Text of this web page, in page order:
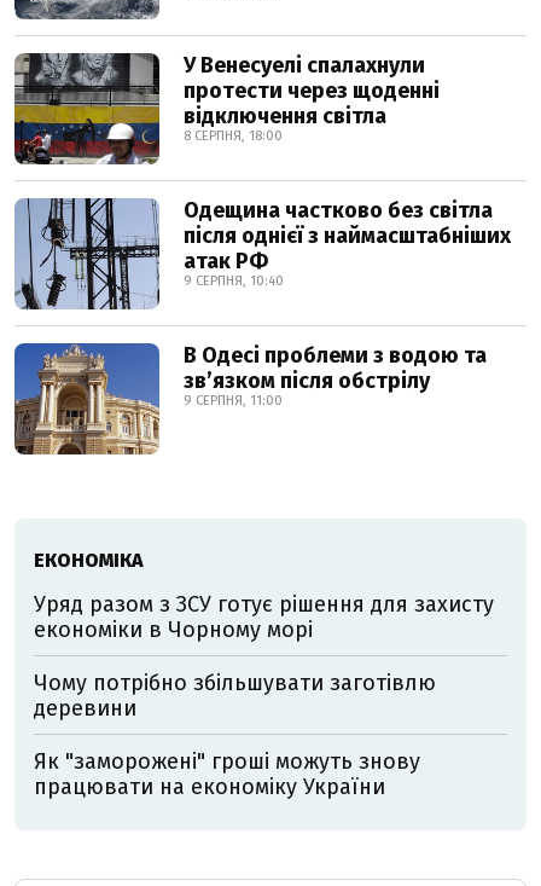
У Венесуелі спалахнули
протести через щоденні
відключення світла
8 СЕРПНЯ, 18:00
Одещина частково без світла
після однієї з наймасштабніших
атак РФ
9 СЕРПНЯ, 10:40
В Одесі проблеми з водою та
звʼязком після обстрілу
9 СЕРПНЯ, 11:00
ЕКОНОМІКА
Уряд разом з ЗСУ готує рішення для захисту
економіки в Чорному морі
Чому потрібно збільшувати заготівлю
деревини
Як "заморожені" гроші можуть знову
працювати на економіку України